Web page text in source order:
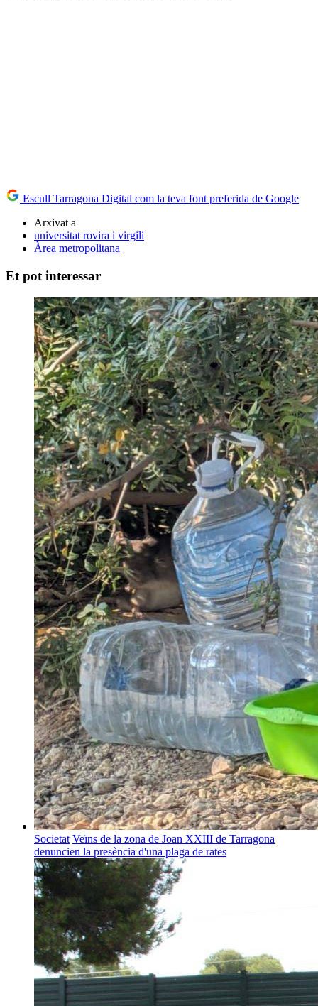
Escull Tarragona Digital com la teva font preferida de Google
Arxivat a
universitat rovira i virgili
Àrea metropolitana
Et pot interessar
Societat Veïns de la zona de Joan XXIII de Tarragona
denuncien la presència d'una plaga de rates